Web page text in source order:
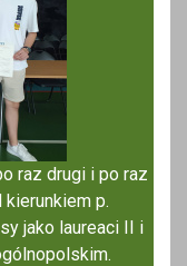
raz drugi i po raz
p.
jako laureaci II i